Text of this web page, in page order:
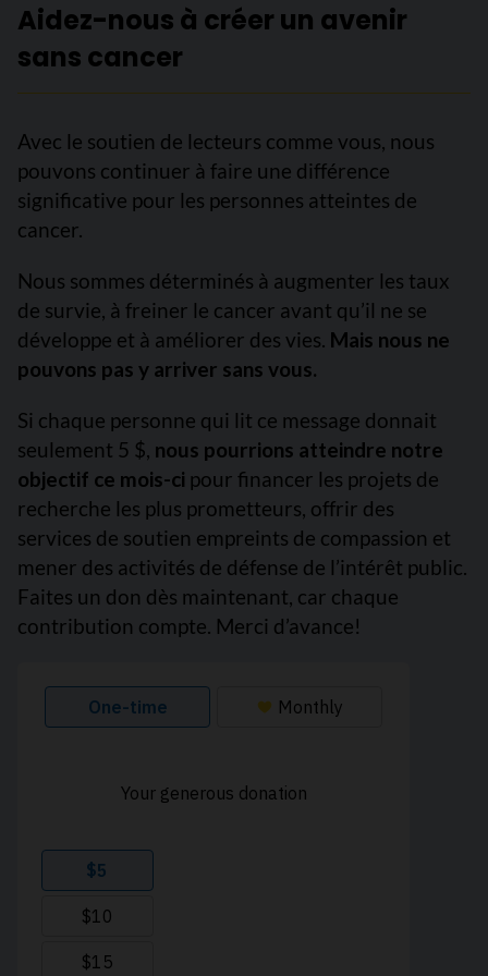
Aidez-nous à créer un avenir
sans cancer
Avec le soutien de lecteurs comme vous, nous
pouvons continuer à faire une différence
significative pour les personnes atteintes de
cancer.
Nous sommes déterminés à augmenter les taux
de survie, à freiner le cancer avant qu’il ne se
développe et à améliorer des vies. Mais nous ne
pouvons pas y arriver sans vous.
Si chaque personne qui lit ce message donnait
seulement 5 $, nous pourrions atteindre notre
objectif ce mois-ci pour financer les projets de
recherche les plus prometteurs, offrir des
services de soutien empreints de compassion et
mener des activités de défense de l’intérêt public.
Faites un don dès maintenant, car chaque
contribution compte. Merci d’avance!